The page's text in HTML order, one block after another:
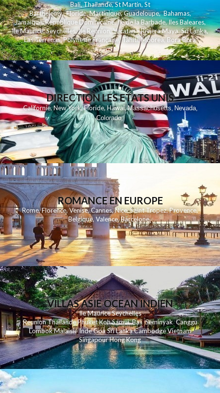
Bali,Thailande,St Martin,St
Barthelemy,Floride,Martinique,Guadeloupe,Bahamas,
Jamaique,Republique Dominicaine,Ile de la Barbade,Iles Baleares,
Ile Maurice,Seychelles,Ile Reunion,Yucatan - Riviera Maya,Sri Lanka,
Las Terrenas,Polynesie Française,Tahiti,Moorea, Bora Bora
DIRECTION LES ETATS UNIS
Californie,New York,Floride,Hawai,Massachusetts, Nevada,
Colorado,
ROMANCE EN EUROPE
Rome,Florence,Venise,Cannes,Nice,Saint Tropez,Provence,
Belgique,Valence,Barcelone,
VILLAS ASIE OCEAN INDIEN
Ile MauriceSeychelles
ReunionThailandePhuketKohSamui Bali SeminyakCanggu
LombokMalaisieIndeGoaSri LankaCambodgeVietnam
SingapourHong Kong